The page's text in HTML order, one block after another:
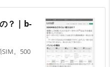
？ | b-
。500